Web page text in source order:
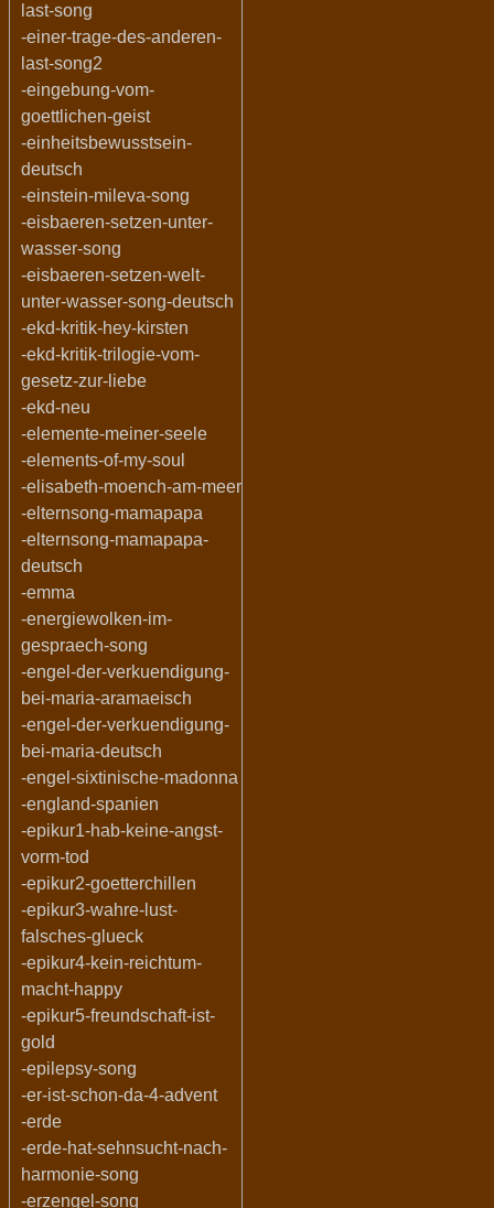
last-song
-einer-trage-des-anderen-
last-song2
-eingebung-vom-
goettlichen-geist
-einheitsbewusstsein-
deutsch
-einstein-mileva-song
-eisbaeren-setzen-unter-
wasser-song
-eisbaeren-setzen-welt-
unter-wasser-song-deutsch
-ekd-kritik-hey-kirsten
-ekd-kritik-trilogie-vom-
gesetz-zur-liebe
-ekd-neu
-elemente-meiner-seele
-elements-of-my-soul
-elisabeth-moench-am-meer
-elternsong-mamapapa
-elternsong-mamapapa-
deutsch
-emma
-energiewolken-im-
gespraech-song
-engel-der-verkuendigung-
bei-maria-aramaeisch
-engel-der-verkuendigung-
bei-maria-deutsch
-engel-sixtinische-madonna
-england-spanien
-epikur1-hab-keine-angst-
vorm-tod
-epikur2-goetterchillen
-epikur3-wahre-lust-
falsches-glueck
-epikur4-kein-reichtum-
macht-happy
-epikur5-freundschaft-ist-
gold
-epilepsy-song
-er-ist-schon-da-4-advent
-erde
-erde-hat-sehnsucht-nach-
harmonie-song
-erzengel-song